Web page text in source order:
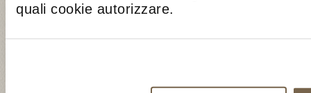
quali cookie autorizzare.